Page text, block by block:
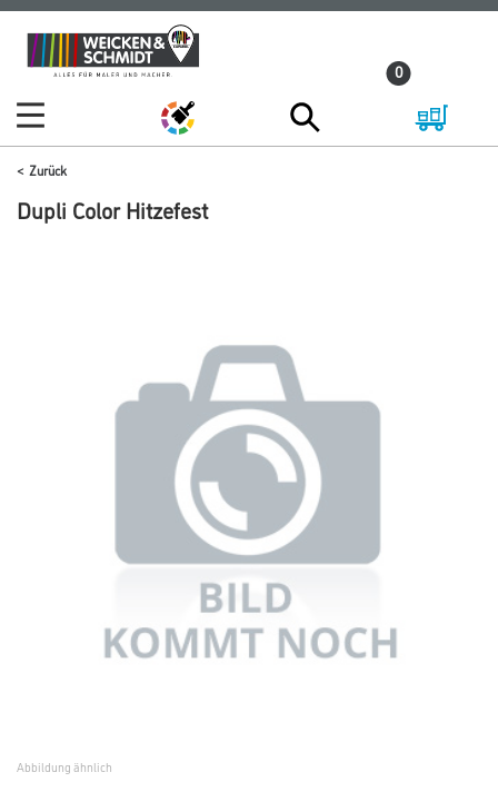
Zum
Inhalt
Zum
Navigationsmenü
0
Zurück
Dupli Color Hitzefest
Abbildung ähnlich